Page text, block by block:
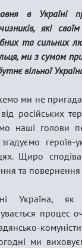
в Україні
які
та сильних
ми з сумом
вільної
ми не
від російських
наші голови
героїв-
Щиро
та повернення
Україна, як
процес
ми